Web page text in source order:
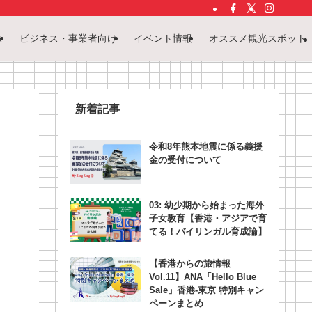
ビジネス・事業者向け イベント情報 オススメ観光スポット
新着記事
令和8年熊本地震に係る義援
金の受付について
03: 幼少期から始まった海外
子女教育【香港・アジアで育
てる！バイリンガル育成論】
【香港からの旅情報
Vol.11】ANA「Hello Blue
Sale」香港‐東京 特別キャン
ペーンまとめ